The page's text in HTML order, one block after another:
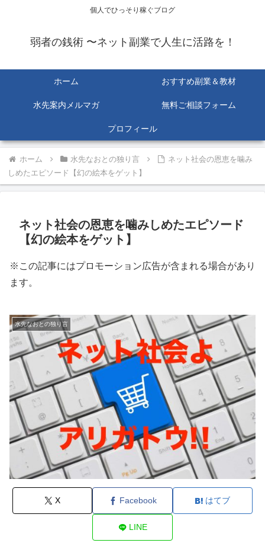
個人でひっそり稼ぐブログ
弱者の銭術 〜ネット副業で人生に活路を！
ホーム おすすめ副業＆教材
水先案内メルマガ 無料ご相談フォーム
プロフィール
ホーム 水先なおとの独り言
ネット社会の恩恵を噛み
しめたエピソード【幻の絵本をゲット】
ネット社会の恩恵を噛みしめたエピソード
【幻の絵本をゲット】
※この記事にはプロモーション広告が含まれる場合があり
ます。
水先なおとの独り言
X Facebook はてブ
LINE